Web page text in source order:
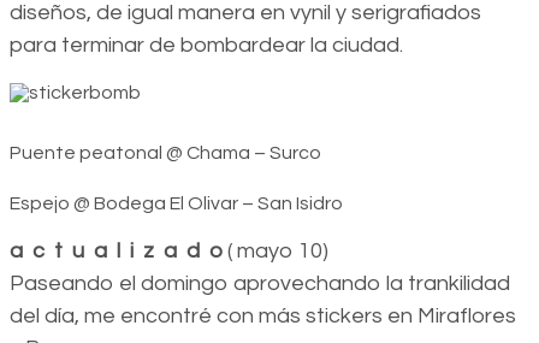
diseños, de igual manera en vynil y serigrafiados
para terminar de bombardear la ciudad.
Puente peatonal @ Chama – Surco
Espejo @ Bodega El Olivar – San Isidro
a c t u a l i z a d o ( mayo 10)
Paseando el domingo aprovechando la trankilidad
del día, me encontré con más stickers en Miraflores